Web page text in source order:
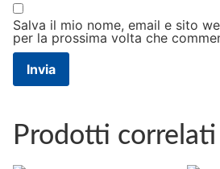
Salva il mio nome, email e sito
per la prossima volta che
Prodotti correlati